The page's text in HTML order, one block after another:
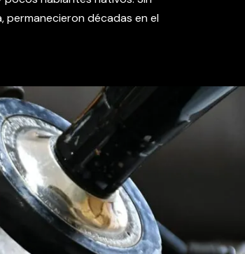
permanecieron décadas en el